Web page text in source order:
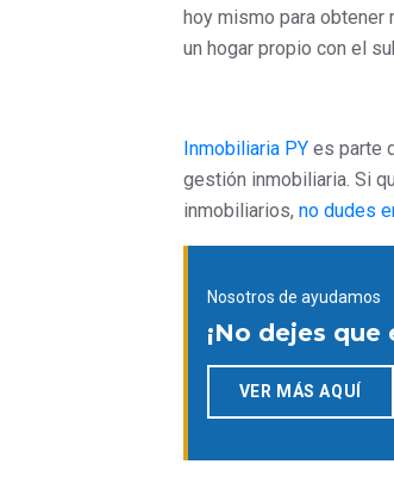
hoy mismo para
un hogar propio con el
Inmobiliaria PYes parte
gestión inmobiliaria. Si
inmobiliarios, no dudes
Nosotros de ayudamos
¡No dejes
VER MÁS AQUÍ